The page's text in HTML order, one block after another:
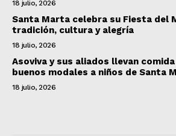
18 julio, 2026
Santa Marta celebra su Fiesta del
tradición, cultura y alegría
18 julio, 2026
Asoviva y sus aliados llevan comida
buenos modales a niños de Santa
18 julio, 2026